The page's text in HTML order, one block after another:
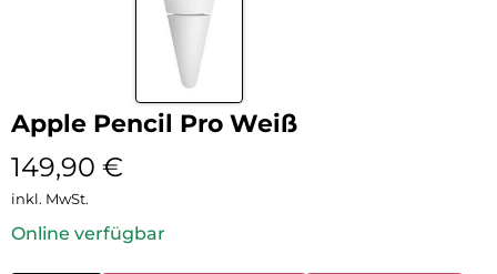
Apple Pencil Pro Weiß
149,90 €
inkl. MwSt.
Online verfügbar